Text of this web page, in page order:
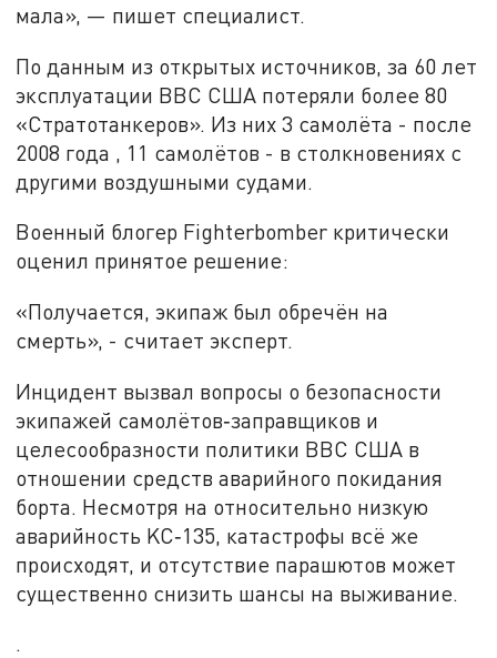
мала», — пишет специалист.
По данным из открытых источников, за 60 лет
эксплуатации ВВС США потеряли более 80
«Стратотанкеров». Из них 3 самолёта - после
2008 года , 11 самолётов - в столкновениях с
другими воздушными судами.
Военный блогер Fighterbomber критически
оценил принятое решение:
«Получается, экипаж был обречён на
смерть», - считает эксперт.
Инцидент вызвал вопросы о безопасности
экипажей самолётов‑заправщиков и
целесообразности политики ВВС США в
отношении средств аварийного покидания
борта. Несмотря на относительно низкую
аварийность KC‑135, катастрофы всё же
происходят, и отсутствие парашютов может
существенно снизить шансы на выживание.
.